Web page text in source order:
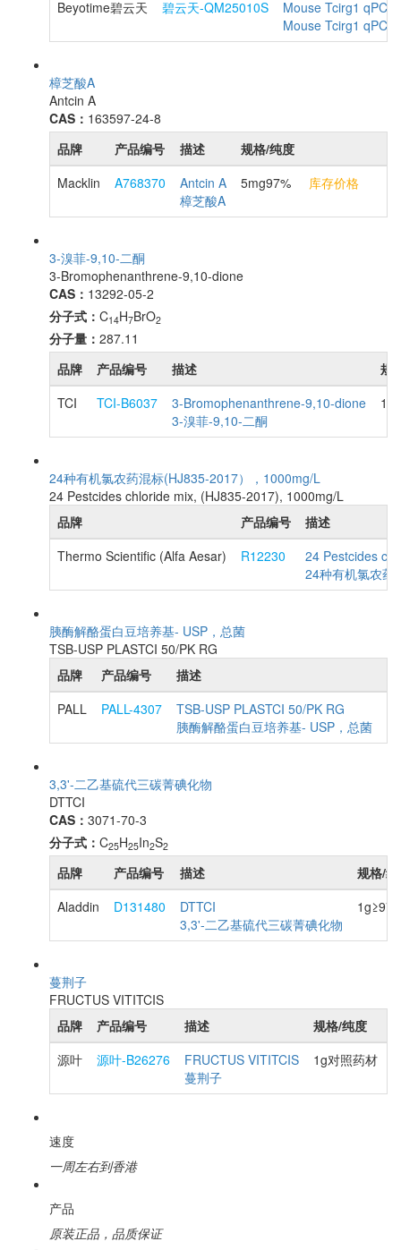
Beyotime碧云天 碧云天-QM25010S
Mouse Tcirg1
Mouse Tcirg1
樟芝酸A
Antcin A
CAS： 163597-24-8
品牌
产品编号 描述
规格/纯度
Macklin
A768370
Antcin A
樟芝酸A
5mg97% 库存价格
3-溴菲-9,10-二酮
3-Bromophenanthrene-9,10-dione
CAS： 13292-05-2
分子式： C14H7BrO2
分子量： 287.11
品牌
产品编号 描述
规
TCI
TCI-B6037
3-Bromophenanthrene-9,10-dione
3-溴菲-9,10-二酮
24种有机氯农药混标(HJ835-2017），1000mg/L
24 Pestcides chloride mix, (HJ835-2017), 1000mg/L
品牌
产品编号
描述
Thermo Scientific (Alfa Aesar)
R12230
24 Pestcides
24种有机氯农药
胰酶解酪蛋白豆培养基- USP，总菌
TSB-USP PLASTCI 50/PK RG
品牌
产品编号 描述
PALL
PALL-4307
TSB-USP PLASTCI 50/PK RG
胰酶解酪蛋白豆培养基- USP，总菌
3,3'-二乙基硫代三碳菁碘化物
DTTCI
CAS： 3071-70-3
分子式： C25H25In2S2
品牌 产品编号 描述
规格/
Aladdin
D131480
DTTCI
3,3'-二乙基硫代三碳菁碘化物
蔓荆子
FRUCTUS VITITCIS
品牌
产品编号 描述
规格/纯度
源叶
源叶-B26276
FRUCTUS VITITCIS
蔓荆子
1g对照药材
速度
一周左右到香港
产品
原装正品，品质保证